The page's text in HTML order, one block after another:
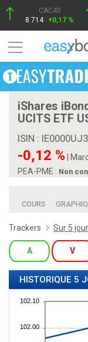
CAC40
8 714 +0,17 %
iShares
UCITS ETF
ISIN :
-0,12 %
PEA-PME : Non
COURS
Trackers Sur 5
A V
HISTORIQUE 5